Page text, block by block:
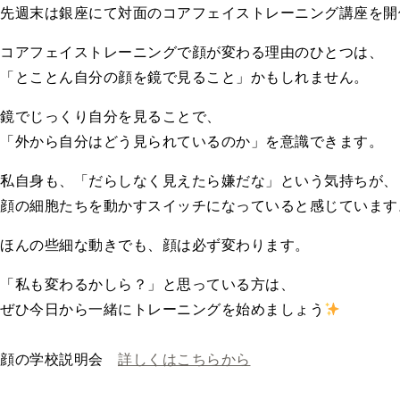
先週末は銀座にて対面のコアフェイストレーニング講座を開
コアフェイストレーニングで顔が変わる理由のひとつは、
「とことん自分の顔を鏡で見ること」かもしれません。
鏡でじっくり自分を見ることで、
「外から自分はどう見られているのか」を意識できます。
私自身も、「だらしなく見えたら嫌だな」という気持ちが、
顔の細胞たちを動かすスイッチになっていると感じています
ほんの些細な動きでも、顔は必ず変わります。
「私も変わるかしら？」と思っている方は、
ぜひ今日から一緒にトレーニングを始めましょう
顔の学校説明会 詳しくはこちらから